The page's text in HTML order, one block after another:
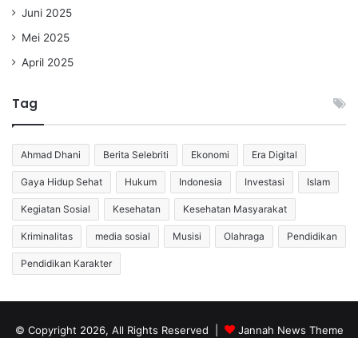
Juni 2025
Mei 2025
April 2025
Tag
Ahmad Dhani Berita Selebriti Ekonomi Era Digital
Gaya Hidup Sehat Hukum Indonesia Investasi Islam
Kegiatan Sosial Kesehatan Kesehatan Masyarakat
Kriminalitas media sosial Musisi Olahraga Pendidikan
Pendidikan Karakter
© Copyright 2026, All Rights Reserved | Jannah News Theme